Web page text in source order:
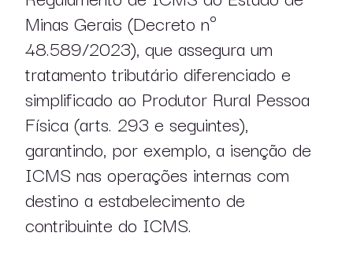
Minas Gerais (Decreto nº
48.589/2023), que assegura um
tratamento tributário diferenciado e
simplificado ao Produtor Rural Pessoa
Física (arts. 293 e seguintes),
garantindo, por exemplo, a isenção de
ICMS nas operações internas com
destino a estabelecimento de
contribuinte do ICMS.